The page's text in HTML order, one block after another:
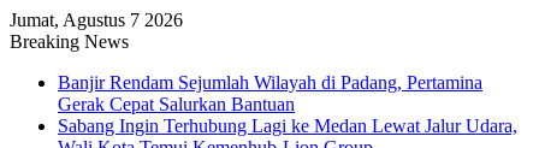
Jumat, Agustus 7 2026
Breaking News
Banjir Rendam Sejumlah Wilayah di Padang, Pertamina
Gerak Cepat Salurkan Bantuan
Sabang Ingin Terhubung Lagi ke Medan Lewat Jalur Udara,